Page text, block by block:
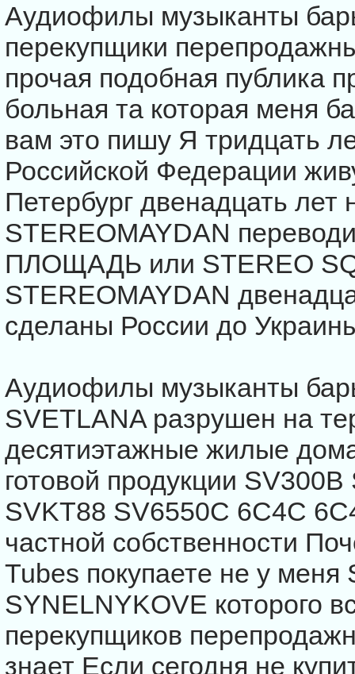
Аудиофилы музыканты
перекупщики
прочая подобная публика
больная та которая меня
вам это пишу Я тридцать
Российской Федерации
Петербург двенадцать лет
STEREOMAYDAN
ПЛОЩАДЬ или STEREO
STEREOMAYDAN
сделаны России до
Аудиофилы музыканты
SVETLANA разрушен на
десятиэтажные жилые
готовой продукции
SVKT88 SV6550C 6С4С
частной собственности
Tubes покупаете не у меня
SYNELNYKOVE которого
перекупщиков
знает Если сегодня не